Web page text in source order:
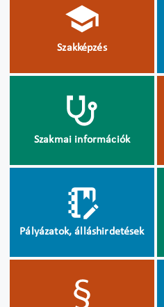
Szakképzés
Szakmai információk
Pályázatok, álláshirdetések